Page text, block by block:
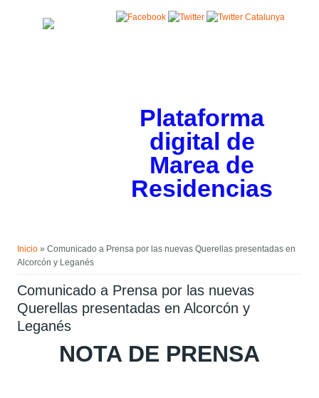
Plataforma
digital de
Marea de
Residencias
Inicio » Comunicado a Prensa por las nuevas Querellas presentadas en
Alcorcón y Leganés
Comunicado a Prensa por las nuevas
Querellas presentadas en Alcorcón y
Leganés
NOTA DE PRENSA